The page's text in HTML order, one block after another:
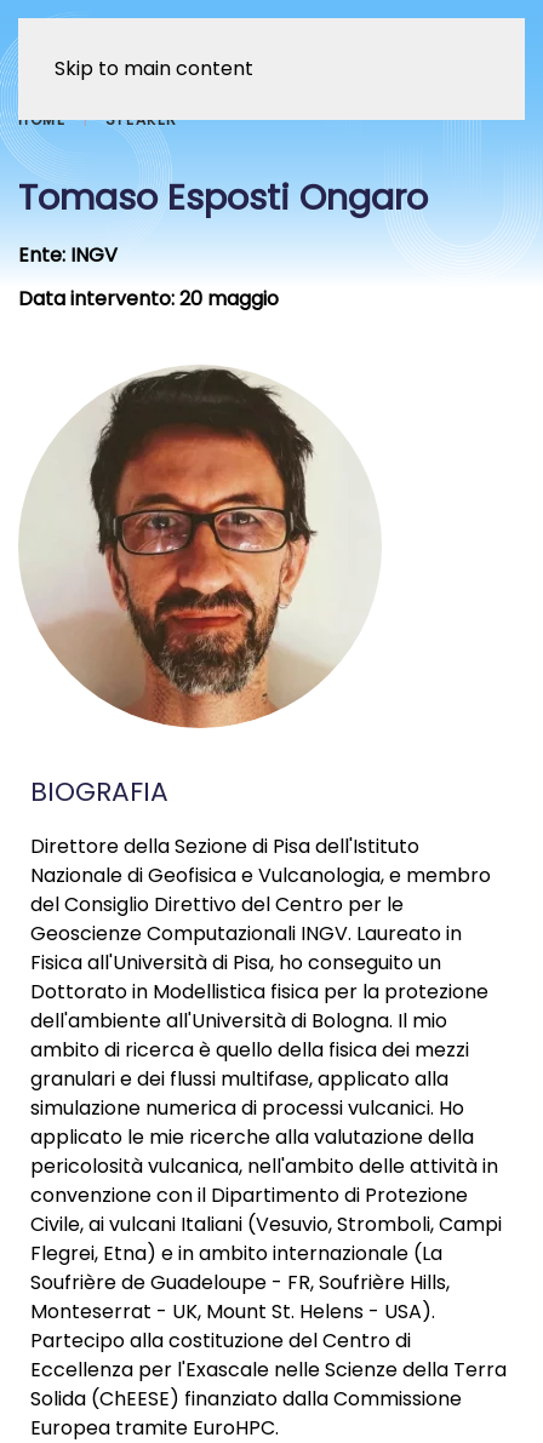
Skip to main content
HOME SPEAKER
Tomaso Esposti Ongaro
Ente: INGV
Data intervento:20 maggio
BIOGRAFIA
Direttore della Sezione di Pisa dell'Istituto
Nazionale di Geofisica e Vulcanologia, e membro
del Consiglio Direttivo del Centro per le
Geoscienze Computazionali INGV. Laureato in
Fisica all'Università di Pisa, ho conseguito un
Dottorato in Modellistica fisica per la protezione
dell'ambiente all'Università di Bologna. Il mio
ambito di ricerca è quello della fisica dei mezzi
granulari e dei flussi multifase, applicato alla
simulazione numerica di processi vulcanici. Ho
applicato le mie ricerche alla valutazione della
pericolosità vulcanica, nell'ambito delle attività in
convenzione con il Dipartimento di Protezione
Civile, ai vulcani Italiani (Vesuvio, Stromboli, Campi
Flegrei, Etna) e in ambito internazionale (La
Soufrière de Guadeloupe - FR, Soufrière Hills,
Monteserrat - UK, Mount St. Helens - USA).
Partecipo alla costituzione del Centro di
Eccellenza per l'Exascale nelle Scienze della Terra
Solida (ChEESE) finanziato dalla Commissione
Europea tramite EuroHPC.